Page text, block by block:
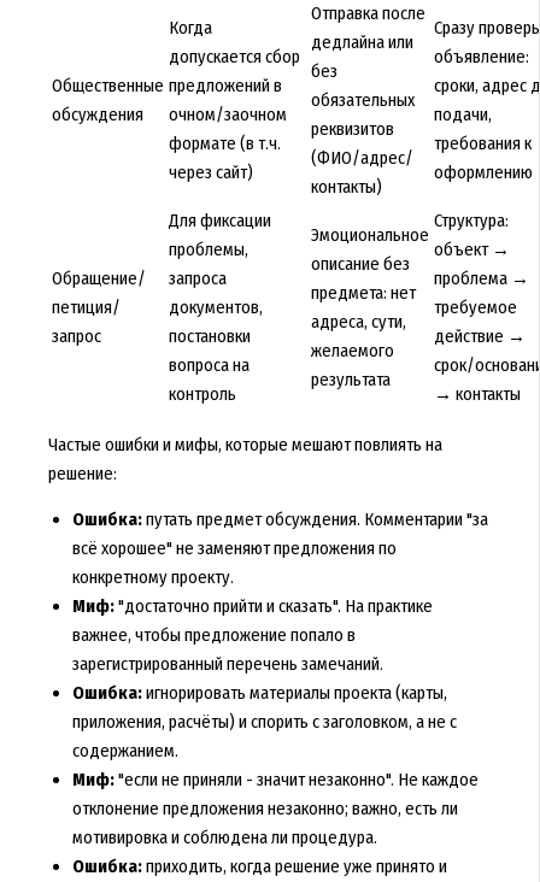
Общественные
обсуждения
Когда
допускается сбор
предложений в
очном/заочном
формате (в т.ч.
через сайт)
Отправка после
дедлайна или
без
обязательных
реквизитов
(ФИО/адрес/
контакты)
Сразу
объявление:
сроки, адрес
подачи,
требования к
оформлению
Обращение/
петиция/
запрос
Для фиксации
проблемы,
запроса
документов,
постановки
вопроса на
контроль
Эмоциональное
описание без
предмета: нет
адреса, сути,
желаемого
результата
Структура:
объект →
проблема →
требуемое
действие →
срок/
→ контакты
Частые ошибки и мифы, которые мешают повлиять на
решение:
Ошибка:путать предмет обсуждения. Комментарии "за
всё хорошее" не заменяют предложения по
конкретному проекту.
Миф:"достаточно прийти и сказать". На практике
важнее, чтобы предложение попало в
зарегистрированный перечень замечаний.
Ошибка:игнорировать материалы проекта (карты,
приложения, расчёты) и спорить с заголовком, а не с
содержанием.
Миф:"если не приняли - значит незаконно". Не каждое
отклонение предложения незаконно; важно, есть ли
мотивировка и соблюдена ли процедура.
Ошибка:приходить, когда решение уже принято и